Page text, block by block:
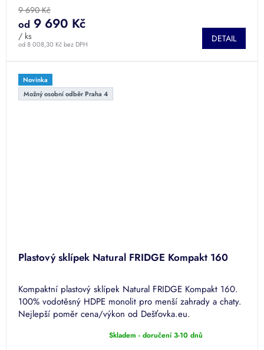
9 690 Kč
od 8 008,30 Kč bez DPH
od 9 690 Kč
/ ks DETAIL
Novinka
Možný osobní odběr Praha 4
Plastový sklípek Natural FRIDGE Kompakt 160
Kompaktní plastový sklípek Natural FRIDGE Kompakt 160.
100% vodotěsný HDPE monolit pro menší zahrady a chaty.
Nejlepší poměr cena/výkon od Dešťovka.eu.
Skladem - doručení 3-10 dnů